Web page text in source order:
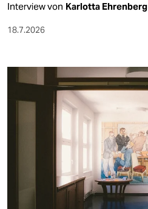
Interview von Karlotta Ehrenberg
18.7.2026